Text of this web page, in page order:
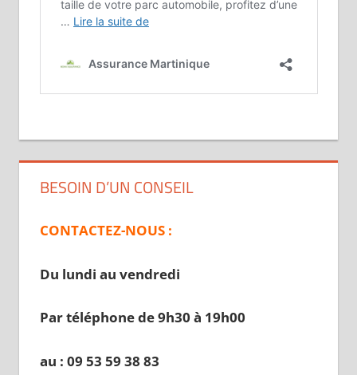
BESOIN D’UN CONSEIL
CONTACTEZ-NOUS :
Du lundi au vendredi
Par téléphone de 9h30 à 19h00
au : 09 53 59 38 83